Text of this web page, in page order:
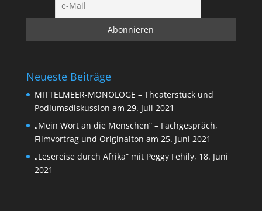
Neueste Beiträge
MITTELMEER-MONOLOGE – Theaterstück und
Podiumsdiskussion am 29. Juli 2021
„Mein Wort an die Menschen“ – Fachgespräch,
Filmvortrag und Originalton am 25. Juni 2021
„Lesereise durch Afrika“ mit Peggy Fehily, 18. Juni
2021